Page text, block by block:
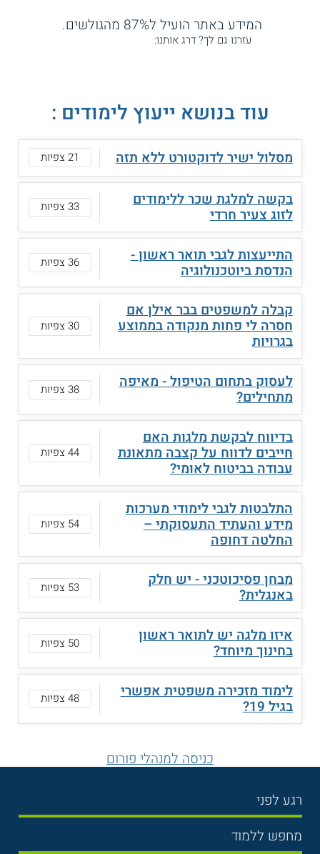
המידע באתר הועיל ל87% מהגולשים.
עזרנו גם לך? דרג אותנו:
עוד בנושא ייעוץ לימודים :
מסלול ישיר לדוקטורט ללא תזה 21 צפיות
בקשה למלגת שכר ללימודים
לזוג צעיר חרדי 33 צפיות
התייעצות לגבי תואר ראשון -
הנדסת ביוטכנולוגיה 36 צפיות
קבלה למשפטים בבר אילן אם
חסרה לי פחות מנקודה בממוצע
בגרויות
30 צפיות
לעסוק בתחום הטיפול - מאיפה
מתחילים? 38 צפיות
בדיווח לבקשת מלגות האם
חייבים לדווח על קצבה מתאונת
עבודה בביטוח לאומי?
44 צפיות
התלבטות לגבי לימודי מערכות
מידע והעתיד התעסוקתי –
החלטה דחופה
54 צפיות
מבחן פסיכוטכני - יש חלק
באנגלית? 53 צפיות
איזו מלגה יש לתואר ראשון
בחינוך מיוחד? 50 צפיות
לימוד מזכירה משפטית אפשרי
בגיל 19? 48 צפיות
כניסה למנהלי פורום
רגע לפני
בחירת לימודים
מחפש ללמוד